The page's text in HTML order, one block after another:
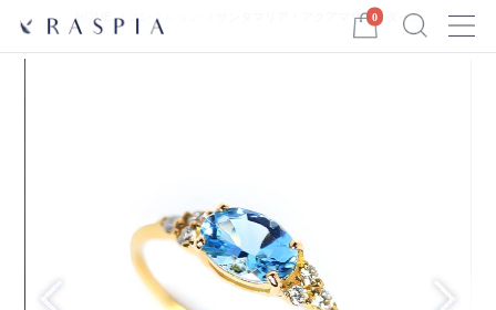
Menu
0
HOME コレクション サンタマリア・アクアマリン＆ダイ...